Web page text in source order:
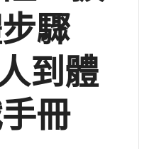
驟
到體
冊